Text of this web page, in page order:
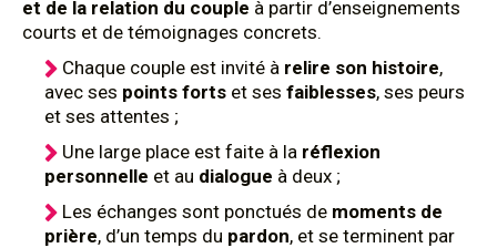
et de la relation du couple à partir d’enseignements
courts et de témoignages concrets.
Chaque couple est invité à relire son histoire,
avec ses points forts et ses faiblesses, ses peurs
et ses attentes ;
Une large place est faite à la réflexion
personnelle et au dialogue à deux ;
Les échanges sont ponctués de moments de
prière, d’un temps du pardon, et se terminent par